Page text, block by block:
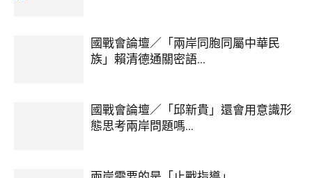
國戰會論壇／「兩岸同胞同屬中華民
族」賴清德通關密語...
國戰會論壇／「邱新貴」還會用意識形
態思考兩岸問題嗎...